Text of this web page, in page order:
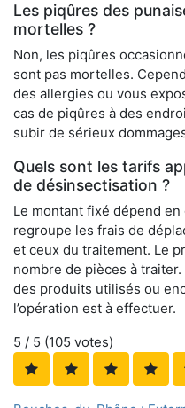
Les piqûres des
mortelles ?
Non, les piqûres
sont pas mortelles.
des allergies ou vous
cas de piqûres à des
subir de sérieux
Quels sont les tarifs
de désinsectisation ?
Le montant fixé dépend
regroupe les frais de
et ceux du traitement. Le
nombre de pièces à
des produits utilisés ou
l’opération est à effectuer.
5 / 5 (105 votes)